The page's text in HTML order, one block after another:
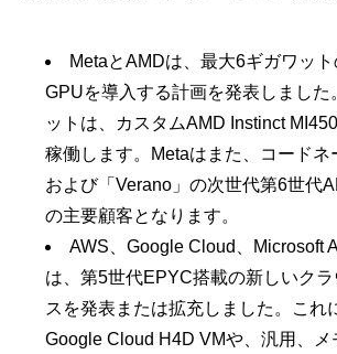
MetaとAMDは、最大6ギガワッ
GPUを導入する計画を発表しました
ットは、カスタムAMD Instinct
稼働します。Metaはまた、コードネ
および「Verano」の次世代第6世代
の主要顧客となります。
AWS、Google Cloud、Microsoft
は、第5世代EPYC搭載の新しいク
スを発表または拡充しました。これ
Google Cloud H4D VMや、汎用、メ